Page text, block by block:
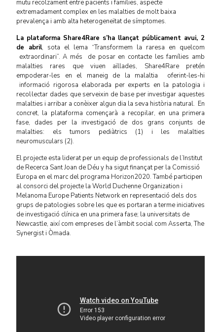
mutu recolzament entre pacients i famílies, aspecte
extremadament complex en les malalties de molt baixa
prevalença i amb alta heterogeneïtat de símptomes.
La plataforma Share4Rare s’ha llançat públicament avui, 2
de abril, sota el lema “Transformem la raresa en quelcom
extraordinari”. A més de posar en contacte les famílies amb
malalties rares que viuen aïllades, Share4Rare pretén
empoderar-les en el maneig de la malaltia oferint-les-hi
informació rigorosa elaborada per experts en la patologia i
recol·lectar dades que serveixin de base per investigar aquestes
malalties i arribar a conèixer algun dia la seva història natural. En
concret, la plataforma començarà a recopilar, en una primera
fase, dades per la investigació de dos grans conjunts de
malalties: els tumors pediàtrics (1) i les malalties
neuromusculars (2).
El projecte esta liderat per un equip de professionals de l’Institut
de Recerca Sant Joan de Déu y ha sigut finançat per la Comissió
Europa en el marc del programa Horizon2020. També participen
al consorci del projecte la World Duchenne Organization i
Melanoma Europe Patients Network en representació dels dos
grups de patologies sobre les que es portaran a terme iniciatives
de investigació clínica en una primera fase; la universitats de
Newcastle, així com empreses de l’àmbit social com Asserta, The
Synergist i Òmada.